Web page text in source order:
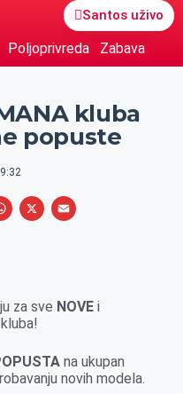
Santos uživo
Poljoprivreda Zabava
kluba
popuste
W
s
A
p
p
X
E
l
za sve NOVEi
na ukupan
novih modela.